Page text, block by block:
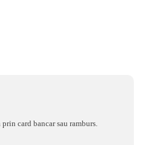
card bancar sau ramburs.